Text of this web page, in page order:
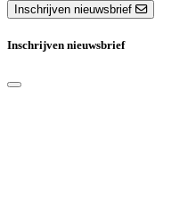
Inschrijven nieuwsbrief
Inschrijven nieuwsbrief